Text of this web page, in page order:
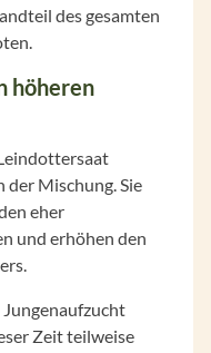
des gesamten
höheren
der Mischung. Sie
eher
und erhöhen den
Zeit teilweise